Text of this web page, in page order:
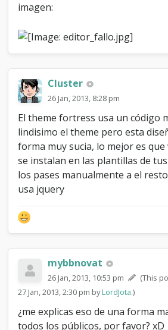
imagen:
Cluster
26 Jan, 2013, 8:28 pm
El theme fortress usa un código
lindisimo el theme pero esta
forma muy sucia, lo mejor es que
se instalan en las plantillas de
los pases manualmente a el
usa jquery
mybbnovat
26 Jan, 2013, 10:53 pm
(This
27 Jan, 2013, 2:30 pm byLordJota.)
¿me explicas eso de una forma
todos los públicos, por favor? xD